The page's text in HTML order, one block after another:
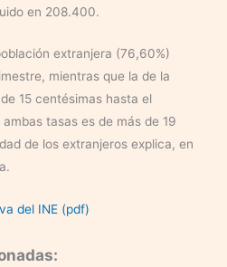
en 208.400.
extranjera (76,60%)
mientras que la de la
15 centésimas hasta el
tasas es de más de 19
de los extranjeros explica, en
del INE (pdf)